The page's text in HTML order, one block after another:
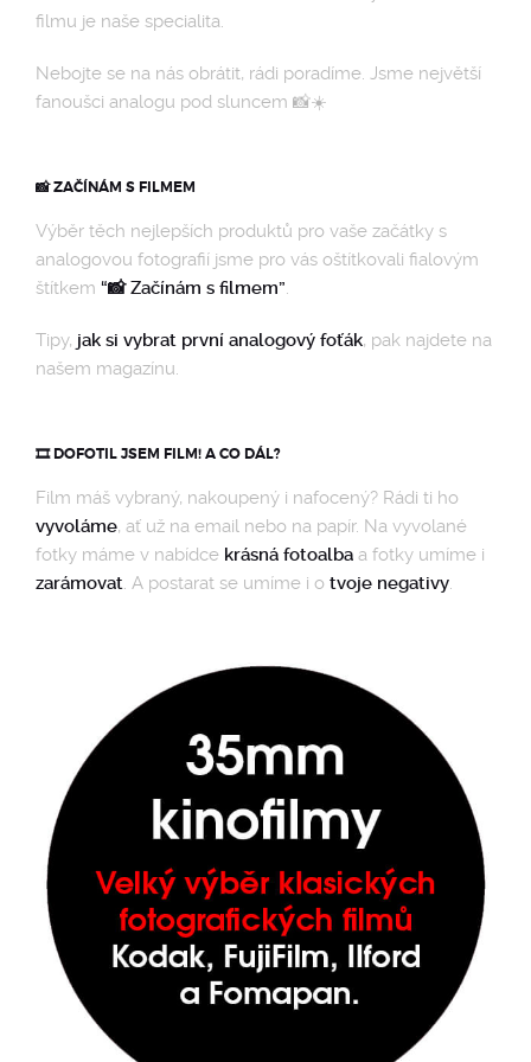
filmu je naše specialita.
Nebojte se na nás obrátit, rádi poradíme. Jsme největší
fanoušci analogu pod sluncem 📸☀️
📸 ZAČÍNÁM S FILMEM
Výběr těch nejlepších produktů pro vaše začátky s
analogovou fotografií jsme pro vás oštítkovali fialovým
štítkem “📸 Začínám s filmem”.
Tipy, jak si vybrat první analogový foťák, pak najdete na
našem magazínu.
🎞️ DOFOTIL JSEM FILM! A CO DÁL?
Film máš vybraný, nakoupený i nafocený? Rádi ti ho
vyvoláme, ať už na email nebo na papír. Na vyvolané
fotky máme v nabídce krásná fotoalba a fotky umíme i
zarámovat. A postarat se umíme i o tvoje negativy.